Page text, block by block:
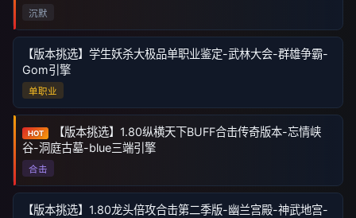
沉默
【版本挑选】学生妖杀大极品单职业鉴定-武林大会-群雄争霸-
Gom引擎
单职业
HOT
【版本挑选】1.80纵横天下BUFF合击传奇版本-忘情峡
谷-洞庭古墓-blue三端引擎
合击
【版本挑选】1.80龙头倍攻合击第二季版-幽兰宫殿-神武地宫-